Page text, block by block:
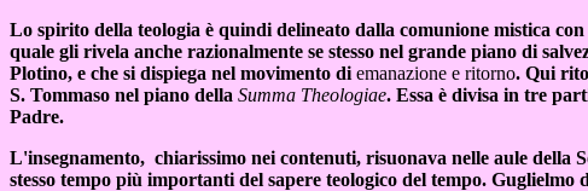
Lo spirito della teologia è quindi delineato dalla comunione mistica
quale gli rivela anche razionalmente se stesso nel grande piano di
Plotino, e che si dispiega nel movimento di emanazione e ritorno. Qui
S. Tommaso nel piano della Summa Theologiae. Essa è divisa in tre
Padre.
L'insegnamento, chiarissimo nei contenuti, risuonava nelle aule
stesso tempo più importanti del sapere teologico del tempo.